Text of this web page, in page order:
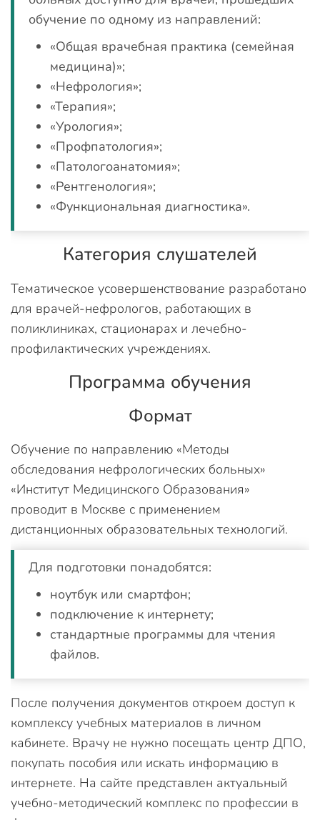
обучение по одному из направлений:
«Общая врачебная практика (семейная
медицина)»;
«Нефрология»;
«Терапия»;
«Урология»;
«Профпатология»;
«Патологоанатомия»;
«Рентгенология»;
«Функциональная диагностика».
Категория слушателей
Тематическое усовершенствование разработано
для врачей-нефрологов, работающих в
поликлиниках, стационарах и лечебно-
профилактических учреждениях.
Программа обучения
Формат
Обучение по направлению «Методы
обследования нефрологических больных»
«Институт Медицинского Образования»
проводит в Москве с применением
дистанционных образовательных технологий.
Для подготовки понадобятся:
ноутбук или смартфон;
подключение к интернету;
стандартные программы для чтения
файлов.
После получения документов откроем доступ к
комплексу учебных материалов в личном
кабинете. Врачу не нужно посещать центр ДПО,
покупать пособия или искать информацию в
интернете. На сайте представлен актуальный
учебно-методический комплекс по профессии в